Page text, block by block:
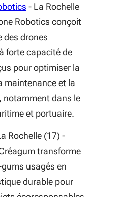
(S'ouvre dans une
- La Rochelle
Robotics conçoit
des drones
forte capacité de
pour optimiser la
maintenance et la
notamment dans le
et portuaire.
dans une nouvelle
Rochelle (17) -
transforme
usagés en
durable pour